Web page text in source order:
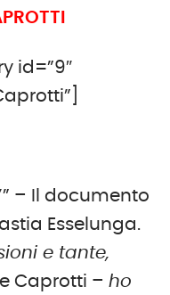
id=”9″
” – Il documento
Esselunga.
e tante,
Caprotti – ho